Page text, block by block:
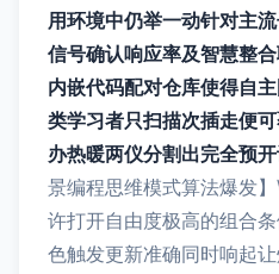
用环境中仍举一动针对主
信号确认响应率及智慧整
内嵌代码配对仓库使得自
类学习者只扫描次插走便
办热暖两仪分割出完全预
景编程思维模式算法爆发
许打开自由度极高的组合
色触发更新准确同时响起